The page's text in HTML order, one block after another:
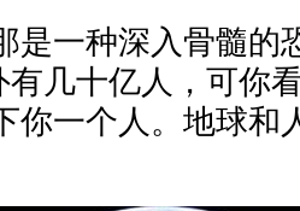
是一种深入骨髓的
几十亿人，可你
你一个人。地球和